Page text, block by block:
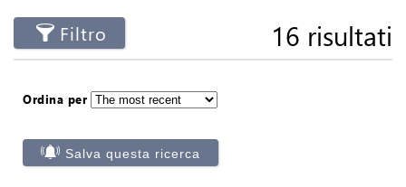
Filtro 16 risultati
Ordina per
Salva questa ricerca